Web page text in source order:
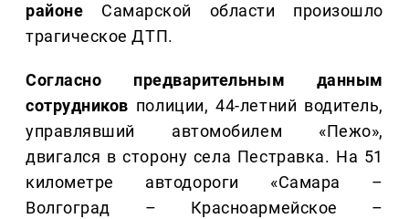
районе Самарской области произошло
трагическое ДТП.
Согласно предварительным данным
сотрудников полиции, 44-летний водитель,
управлявший автомобилем «Пежо»,
двигался в сторону села Пестравка. На 51
километре автодороги «Самара –
Волгоград – Красноармейское –